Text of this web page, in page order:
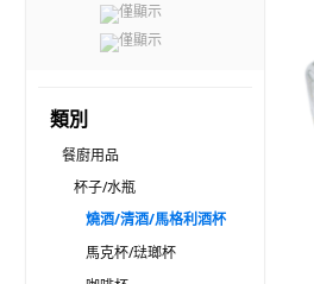
僅顯示
僅顯示
類別
餐廚用品
杯子/水瓶
燒酒/清酒/馬格利酒杯
馬克杯/琺瑯杯